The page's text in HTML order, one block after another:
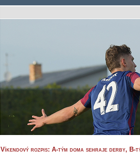
Víkendový rozpis: A-tým doma sehraje derby,